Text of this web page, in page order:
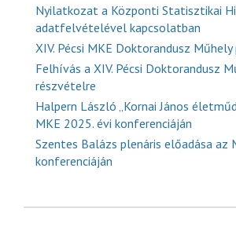
Nyilatkozat a Központi Statisztikai
adatfelvételével kapcsolatban
XIV. Pécsi MKE Doktorandusz
Felhívás a XIV. Pécsi Doktorandusz
részvételre
Halpern László „Kornai János
MKE 2025. évi konferenciáján
Szentes Balázs plenáris előadása az
konferenciáján